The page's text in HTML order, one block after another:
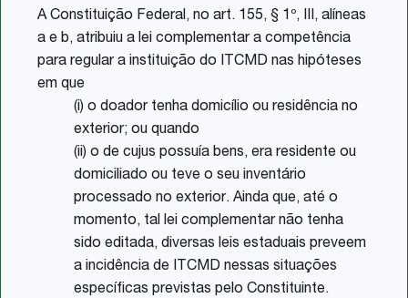
A Constituição Federal, no art. 155, § 1º, III, alíneas
a e b, atribuiu a lei complementar a competência
para regular a instituição do ITCMD nas hipóteses
em que
(i) o doador tenha domicílio ou residência no
exterior; ou quando
(ii) o de cujus possuía bens, era residente ou
domiciliado ou teve o seu inventário
processado no exterior. Ainda que, até o
momento, tal lei complementar não tenha
sido editada, diversas leis estaduais preveem
a incidência de ITCMD nessas situações
específicas previstas pelo Constituinte.